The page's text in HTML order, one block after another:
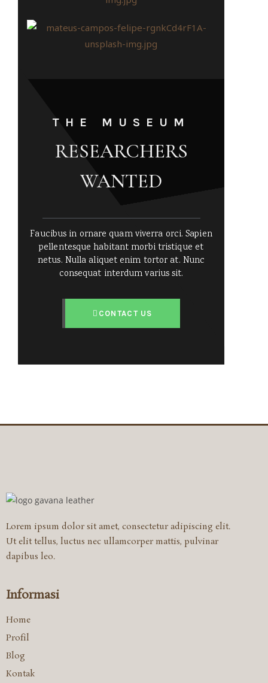
THE MUSEUM
RESEARCHERS
WANTED
Faucibus in ornare quam viverra orci. Sapien
pellentesque habitant morbi tristique et
netus. Nulla aliquet enim tortor at. Nunc
consequat interdum varius sit.
CONTACT US
Lorem ipsum dolor sit amet, consectetur adipiscing elit.
Ut elit tellus, luctus nec ullamcorper mattis, pulvinar
dapibus leo.
Informasi
Home
Profil
Blog
Kontak